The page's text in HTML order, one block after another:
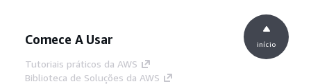
Comece A Usar
Tutoriais práticos da AWS
Biblioteca de Soluções da AWS
início